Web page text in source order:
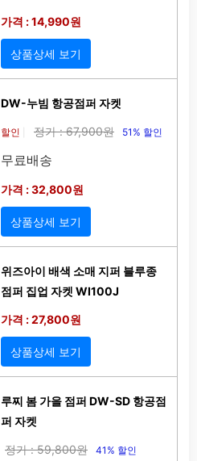
가격 : 14,990원
상품상세 보기
DW-누빔 항공점퍼 자켓
할인 정가 : 67,900원 51% 할인
무료배송
가격 : 32,800원
상품상세 보기
위즈아이 배색 소매 지퍼 블루종
점퍼 집업 자켓 WI100J
가격 : 27,800원
상품상세 보기
루찌 봄 가을 점퍼 DW-SD 항공점
퍼 자켓
정가 : 59,800원 41% 할인